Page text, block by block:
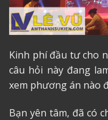
Kinh phí đầu tư cho
câu hỏi này đang
xem phương án nào
Bạn yên tâm, đã có